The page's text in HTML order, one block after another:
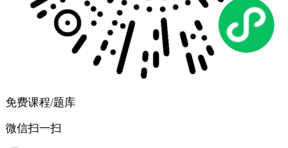
免费课程/题库
微信扫一扫